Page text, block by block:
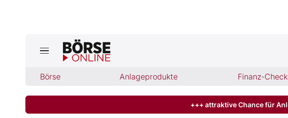
Börse Anlageprodukte Finanz-Check
Börse
+++ attraktive Chance für